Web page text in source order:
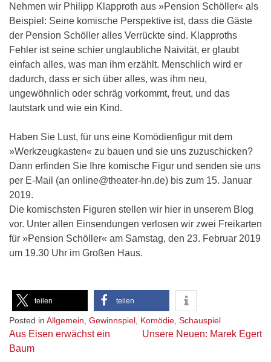
Nehmen wir Philipp Klapproth aus »Pension Schöller« als
Beispiel: Seine komische Perspektive ist, dass die Gäste
der Pension Schöller alles Verrückte sind. Klapproths
Fehler ist seine schier unglaubliche Naivität, er glaubt
einfach alles, was man ihm erzählt. Menschlich wird er
dadurch, dass er sich über alles, was ihm neu,
ungewöhnlich oder schräg vorkommt, freut, und das
lautstark und wie ein Kind.
Haben Sie Lust, für uns eine Komödienfigur mit dem
»Werkzeugkasten« zu bauen und sie uns zuzuschicken?
Dann erfinden Sie Ihre komische Figur und senden sie uns
per E-Mail (an online@theater-hn.de) bis zum 15. Januar
2019.
Die komischsten Figuren stellen wir hier in unserem Blog
vor. Unter allen Einsendungen verlosen wir zwei Freikarten
für »Pension Schöller« am Samstag, den 23. Februar 2019
um 19.30 Uhr im Großen Haus.
teilen teilen
Posted in Allgemein Gewinnspiel Komödie Schauspiel
Beitragsnavigation
Aus Eisen erwächst ein
Baum
Unsere Neuen: Marek Egert